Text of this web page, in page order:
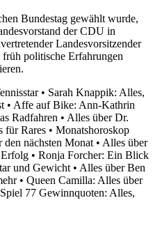
Bundestag gewählt wurde,
der CDU in
Landesvorsitzender
politische Erfahrungen
• Sarah Knappik: Alles,
• Affe auf Bike: Ann-Kathrin
Radfahren • Alles über Dr.
für Rares • Monatshoroskop
den nächsten Monat • Alles über
• Ronja Forcher: Ein Blick
und Gewicht • Alles über Ben
• Queen Camilla: Alles über
77 Gewinnquoten: Alles,